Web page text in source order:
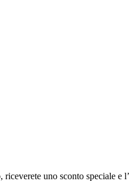
uno sconto speciale e